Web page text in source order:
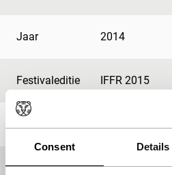
Consent Details
Jaar 2014
Festivaleditie IFFR 2015
Medium/FormaatDCP